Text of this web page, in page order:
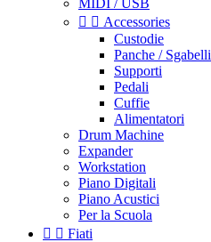
MIDI / USB
  Accessories
Custodie
Panche / Sgabelli
Supporti
Pedali
Cuffie
Alimentatori
Drum Machine
Expander
Workstation
Piano Digitali
Piano Acustici
Per la Scuola
  Fiati